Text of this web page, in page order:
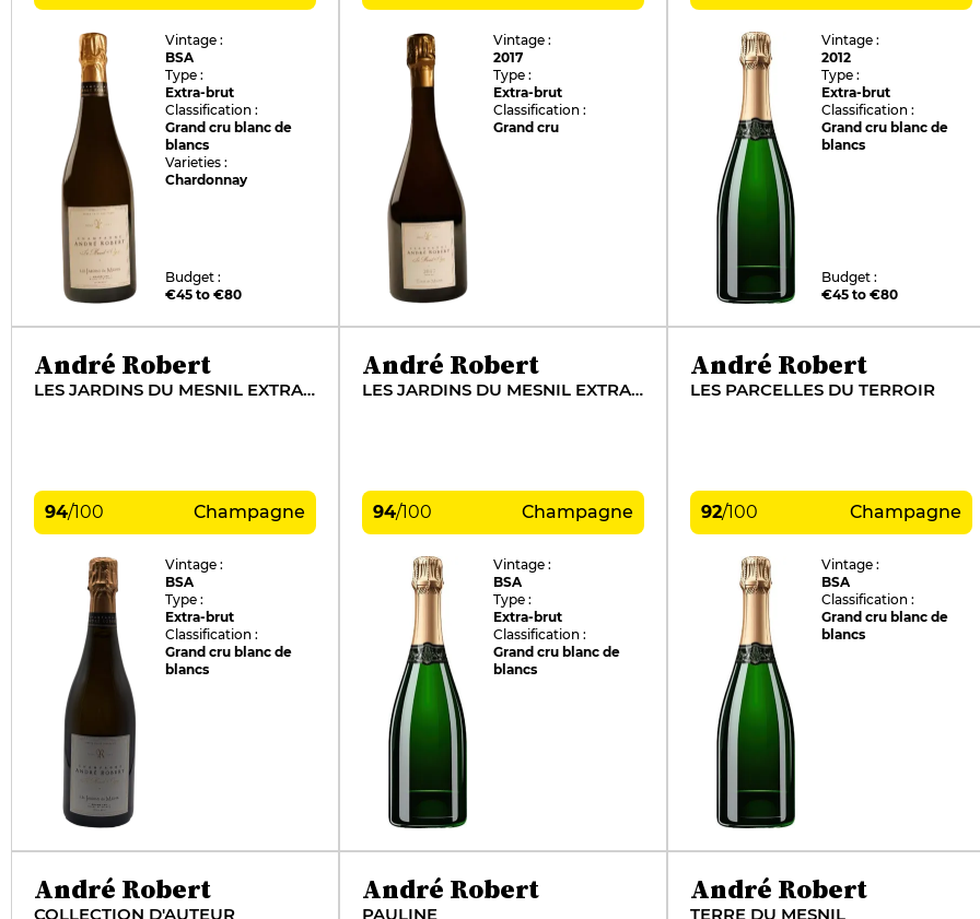
Vintage :
BSA
Type :
Extra-brut
Classification :
Grand cru blanc de
blancs
Varieties :
Chardonnay
Budget :
€45 to €80
Vintage :
2017
Type :
Extra-brut
Classification :
Grand cru
Vintage :
2012
Type :
Extra-brut
Classification :
Grand cru blanc de
blancs
Budget :
€45 to €80
André Robert
LES JARDINS DU MESNIL EXTRA BRUT (BASE 2015)
94/100 Champagne
Vintage :
BSA
Type :
Extra-brut
Classification :
Grand cru blanc de
blancs
André Robert
LES JARDINS DU MESNIL EXTRA BRUT (BASE 2016)
94/100 Champagne
Vintage :
BSA
Type :
Extra-brut
Classification :
Grand cru blanc de
blancs
André Robert
LES PARCELLES DU TERROIR
92/100 Champagne
Vintage :
BSA
Classification :
Grand cru blanc de
blancs
André Robert
COLLECTION D'AUTEUR
André Robert
PAULINE
André Robert
TERRE DU MESNIL